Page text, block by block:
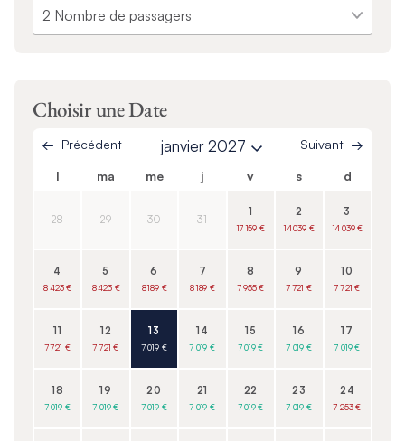
Choisir une Date
Précédent janvier 2027 Suivant
l ma me j v s d
28 29 30 31
1
17 159 €
2
14 039 €
3
14 039 €
4
8 423 €
5
8 423 €
6
8 189 €
7
8 189 €
8
7 955 €
9
7 721 €
10
7 721 €
11
7 721 €
12
7 721 €
13
7 019 €
14
7 019 €
15
7 019 €
16
7 019 €
17
7 019 €
18
7 019 €
19
7 019 €
20
7 019 €
21
7 019 €
22
7 019 €
23
7 019 €
24
7 253 €